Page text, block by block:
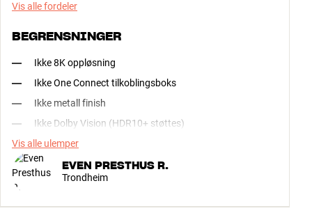
Vis alle fordeler
BEGRENSNINGER
Ikke 8K oppløsning
Ikke One Connect tilkoblingsboks
Ikke metall finish
Ikke Dolby Vision (HDR10+ støttes)
Vis alle ulemper
EVEN PRESTHUS R.
Trondheim